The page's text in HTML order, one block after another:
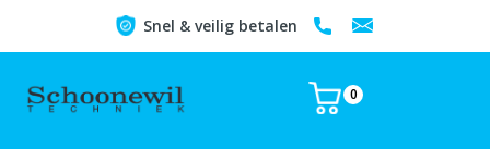
Snel & veilig betalen
0